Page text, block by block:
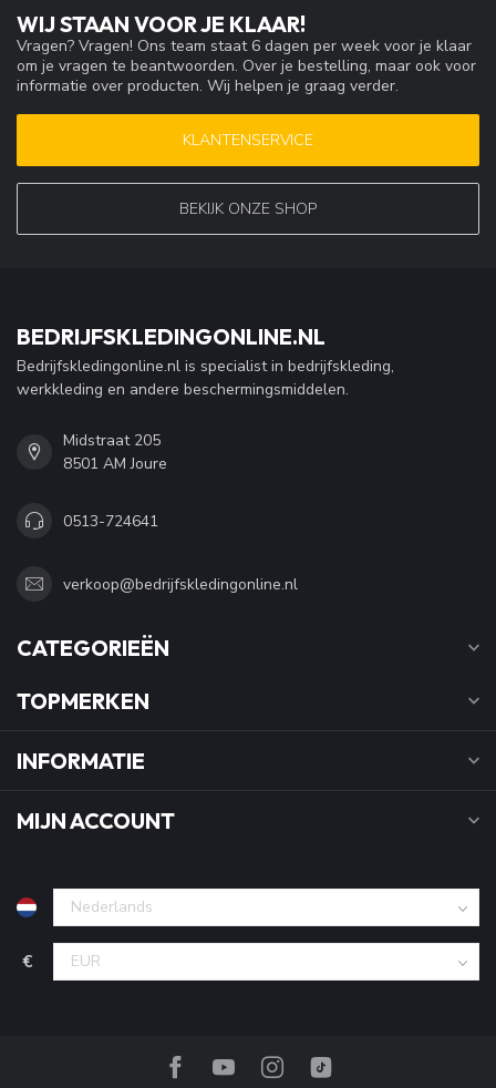
WIJ STAAN VOOR JE KLAAR!
Vragen? Vragen! Ons team staat 6 dagen per week voor je klaar
om je vragen te beantwoorden. Over je bestelling, maar ook voor
informatie over producten. Wij helpen je graag verder.
KLANTENSERVICE
BEKIJK ONZE SHOP
BEDRIJFSKLEDINGONLINE.NL
Bedrijfskledingonline.nl is specialist in bedrijfskleding,
werkkleding en andere beschermingsmiddelen.
Midstraat 205
8501 AM Joure
0513-724641
verkoop@bedrijfskledingonline.nl
CATEGORIEËN
TOPMERKEN
INFORMATIE
MIJN ACCOUNT
€